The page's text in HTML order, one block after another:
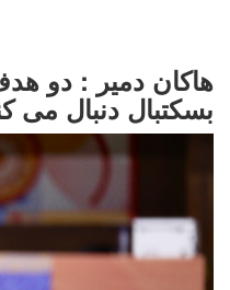
هاکان دمیر : دو
بسکتبال دنبال می